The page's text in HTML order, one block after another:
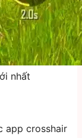
nhất
app crosshair